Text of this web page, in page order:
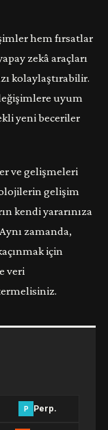
hem fırsatlar
zekâ araçları
kolaylaştırabilir.
uyum
yeni beceriler
ve gelişmeleri
gelişim
kendi yararınıza
zamanda,
için
veri
P Perp.